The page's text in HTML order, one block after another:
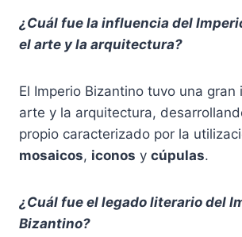
¿Cuál fue la influencia del
el arte y la arquitectura?
El Imperio Bizantino tuvo una gran
arte y la arquitectura,
propio caracterizado por la
mosaicos, iconos y cúpulas.
¿Cuál fue el legado literario del
Bizantino?